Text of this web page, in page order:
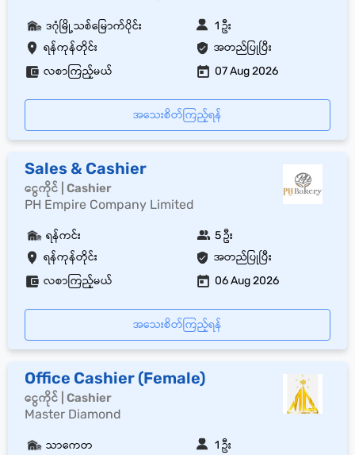
ရန်ကုန်တိုင်း အတည်ပြုပြီး
ဒဂုံမြို့သစ်မြောက်ပိုင်း 1 ဦး
လစာကြည့်မယ် 07 Aug 2026
အသေးစိတ်ကြည့်ရန်
Sales & Cashier
ငွေကိုင် | Cashier
PH Empire Company Limited
ရန်ကုန်တိုင်း အတည်ပြုပြီး
ရန်ကင်း 5 ဦး
လစာကြည့်မယ် 06 Aug 2026
အသေးစိတ်ကြည့်ရန်
Office Cashier (Female)
ငွေကိုင် | Cashier
Master Diamond
သာကေတ 1 ဦး